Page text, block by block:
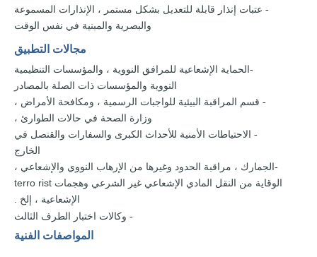
- عتبات إنذار قابلة للتعديل بشكل مستمر ، الإنذارات المسموعة
والبصرية والمبنية في نفس الوقت
مجالات التطبيق
-الحماية الإشعاعية للمرافق النووية ، والمؤسسات التنظيمية
النووية والمؤسسات ذات الصلة بالمصادر
- قسم المراقبة البيئية للواجبات الرسمية ، ومكافحة الأمراض ،
وزارة الصحة في حالات الطوارئ ،
- الاحتياطات الأمنية للأحداث الكبرى والسفارات والقنصل في
الخارج
-الجمارك ، مراقبة الحدود وغيرها من الإرهاب النووي والإشعاعي ،
الوقاية من النقل المادي الإشعاعي غير الشرعي وهجمات terro rist
الإشعاعية ، إلخ
- وكالات اختبار الطرف الثالث
المواصفات الفنية